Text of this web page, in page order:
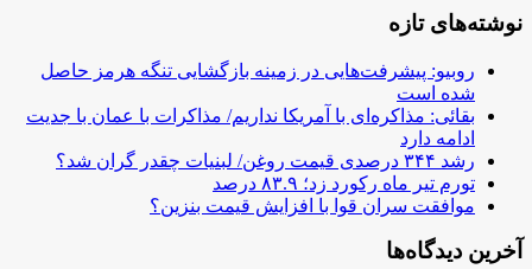
نوشته‌های تازه
روبیو: پیشرفت‌هایی در زمینه بازگشایی تنگه هرمز حاصل
شده است
بقائی: مذاکره‌ای با آمریکا نداریم/ مذاکرات با عمان با جدیت
ادامه دارد
رشد ۳۴۴ درصدی قیمت روغن/ لبنیات چقدر گران شد؟
تورم تیر ماه رکورد زد؛ ۸۳.۹ درصد
موافقت سران قوا با افزایش قیمت بنزین؟
آخرین دیدگاه‌ها